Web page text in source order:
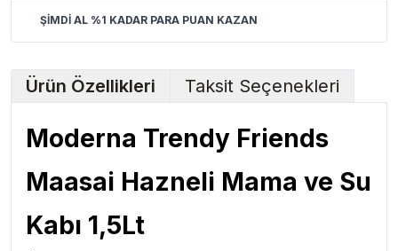
ŞİMDİ AL %1 KADAR PARA PUAN KAZAN
Ürün Özellikleri Taksit Seçenekleri
Moderna Trendy Friends
Maasai Hazneli Mama ve Su
Kabı 1,5Lt